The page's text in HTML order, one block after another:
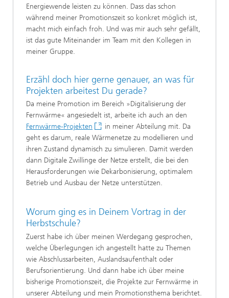
Energiewende leisten zu können. Dass das schon
während meiner Promotionszeit so konkret möglich ist,
macht mich einfach froh. Und was mir auch sehr gefällt,
ist das gute Miteinander im Team mit den Kollegen in
meiner Gruppe.
Erzähl doch hier gerne genauer, an was für
Projekten arbeitest Du gerade?
Da meine Promotion im Bereich »Digitalisierung der
Fernwärme« angesiedelt ist, arbeite ich auch an den
Fernwärme-Projekten
in meiner Abteilung mit. Da
geht es darum, reale Wärmenetze zu modellieren und
ihren Zustand dynamisch zu simulieren. Damit werden
dann Digitale Zwillinge der Netze erstellt, die bei den
Herausforderungen wie Dekarbonisierung, optimalem
Betrieb und Ausbau der Netze unterstützen.
Worum ging es in Deinem Vortrag in der
Herbstschule?
Zuerst habe ich über meinen Werdegang gesprochen,
welche Überlegungen ich angestellt hatte zu Themen
wie Abschlussarbeiten, Auslandsaufenthalt oder
Berufsorientierung. Und dann habe ich über meine
bisherige Promotionszeit, die Projekte zur Fernwärme in
unserer Abteilung und mein Promotionsthema berichtet.